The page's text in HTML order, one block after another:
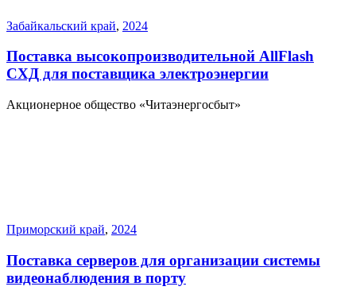
Забайкальский край, 2024
Поставка высокопроизводительной AllFlash
СХД для поставщика электроэнергии
Акционерное общество «Читаэнергосбыт»
Приморский край, 2024
Поставка серверов для организации системы
видеонаблюдения в порту